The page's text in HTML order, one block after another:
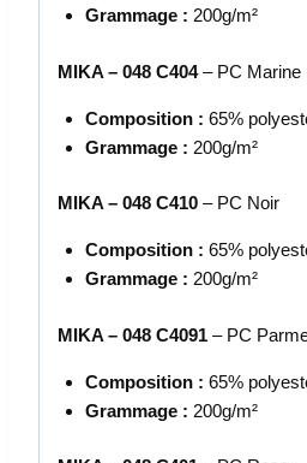
Grammage : 200g/m²
MIKA – 048 C404– PC Marine
Composition : 65%
Grammage : 200g/m²
MIKA – 048 C410 – PC Noir
Composition : 65%
Grammage : 200g/m²
MIKA – 048 C4091 – PC
Composition : 65%
Grammage : 200g/m²